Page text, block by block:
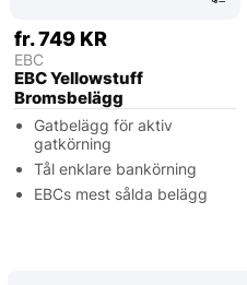
fr. 749 KR
EBC
EBC Yellowstuff
Bromsbelägg
Gatbelägg för aktiv
gatkörning
Tål enklare bankörning
EBCs mest sålda belägg